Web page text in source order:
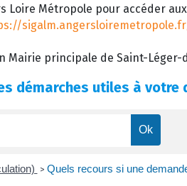
Loire Métropole pour accéder
principale de Saint-Léger-
démarches utiles à votre
> Quels recours si une